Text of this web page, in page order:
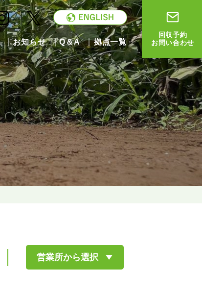
お知らせ Q＆A 拠点一覧
回収予約
お問い合わせ
営業所から選択